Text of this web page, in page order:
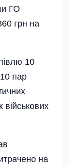
ГО
грн на
10
10 пар
на